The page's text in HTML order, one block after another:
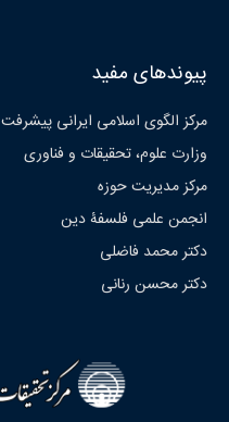
پیوندهای مفید
مرکز الگوی اسلامی ایرانی پیشرفت
وزارت علوم، تحقیقات و فناوری
مرکز مدیریت حوزه
انجمن علمی فلسفۀ دین
دکتر محمد فاضلی
دکتر محسن رنانی